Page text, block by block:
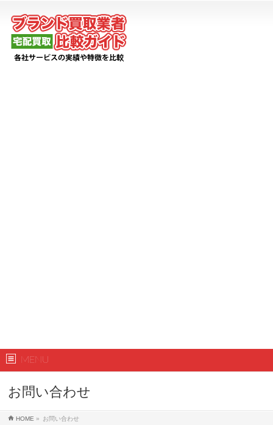
MENU
お問い合わせ
HOME » お問い合わせ